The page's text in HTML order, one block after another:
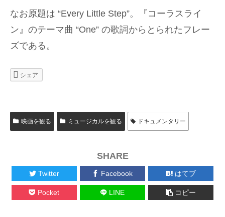
なお原題は “Every Little Step”。『コーラスライ
ン』のテーマ曲 “One” の歌詞からとられたフレー
ズである。
シェア
映画を観る ミュージカルを観る ドキュメンタリー
SHARE
Twitter Facebook はてブ
Pocket LINE コピー